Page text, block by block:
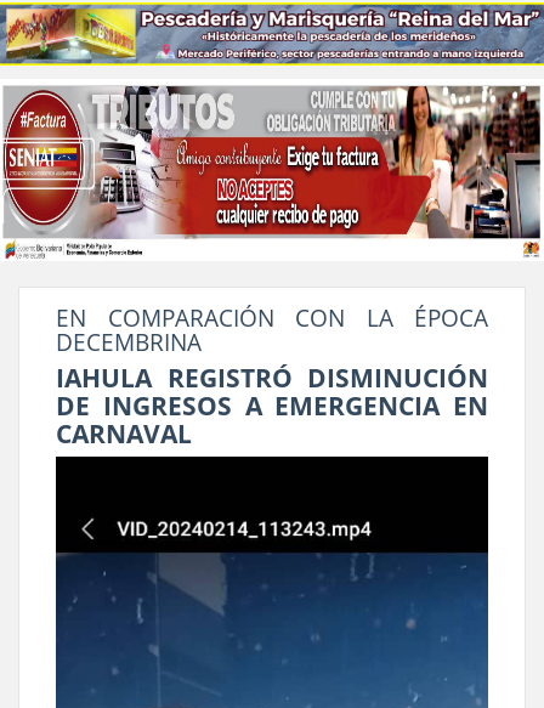
EN COMPARACIÓN CON LA ÉPOCA
DECEMBRINA
IAHULA REGISTRÓ DISMINUCIÓN
DE INGRESOS A EMERGENCIA EN
CARNAVAL